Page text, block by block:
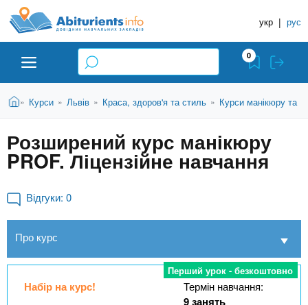
A
b
i
t
u
r
i
e
о
в
д
н
к
Н
в
ч
л
укр | рус
Абітурієнту
ЗВО (ВНЗ)
Приватні школи
0
В
т
у
т
Головна
» Курси » Львів » Краса, здоров'я та стиль » Курси манікюру та
Розширений курс манікюру
PROF. Ліцензійне навчання
Відгуки: 0
Про курс
Перший урок - безкоштовно
Набір на курс! Термін навчання:
9 занять